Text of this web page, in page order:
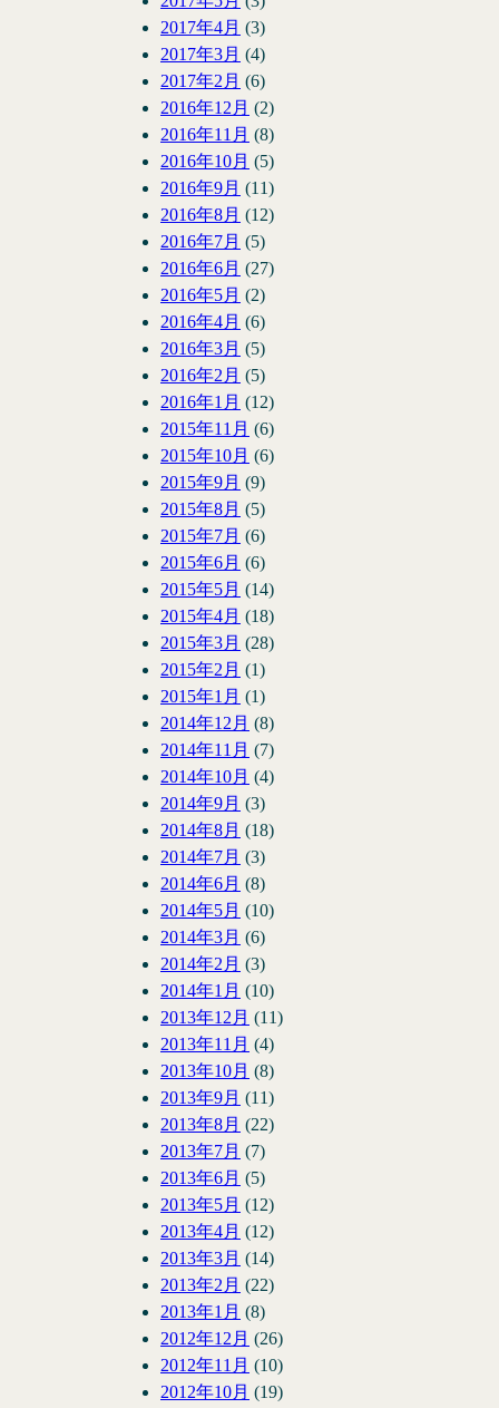
2017年4月 (3)
2017年3月 (4)
2017年2月 (6)
2016年12月 (2)
2016年11月 (8)
2016年10月 (5)
2016年9月 (11)
2016年8月 (12)
2016年7月 (5)
2016年6月 (27)
2016年5月 (2)
2016年4月 (6)
2016年3月 (5)
2016年2月 (5)
2016年1月 (12)
2015年11月 (6)
2015年10月 (6)
2015年9月 (9)
2015年8月 (5)
2015年7月 (6)
2015年6月 (6)
2015年5月 (14)
2015年4月 (18)
2015年3月 (28)
2015年2月 (1)
2015年1月 (1)
2014年12月 (8)
2014年11月 (7)
2014年10月 (4)
2014年9月 (3)
2014年8月 (18)
2014年7月 (3)
2014年6月 (8)
2014年5月 (10)
2014年3月 (6)
2014年2月 (3)
2014年1月 (10)
2013年12月 (11)
2013年11月 (4)
2013年10月 (8)
2013年9月 (11)
2013年8月 (22)
2013年7月 (7)
2013年6月 (5)
2013年5月 (12)
2013年4月 (12)
2013年3月 (14)
2013年2月 (22)
2013年1月 (8)
2012年12月 (26)
2012年11月 (10)
2012年10月 (19)